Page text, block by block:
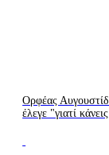
Ορφέας
έλεγε "γιατί